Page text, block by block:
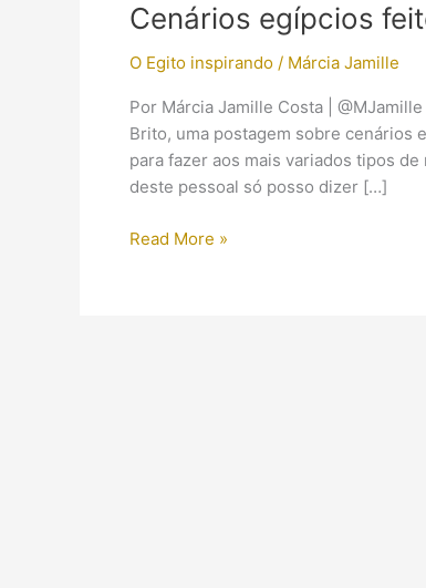
Cenários egípcios
O Egito inspirando / Márcia Jamille
Por Márcia Jamille Costa |
Brito, uma postagem sobre cenários
para fazer aos mais variados tipos
deste pessoal só posso dizer […]
Cenários
Read More »